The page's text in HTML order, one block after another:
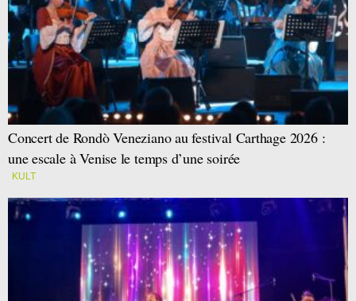
Concert de Rondò Veneziano au festival Carthage 2026 :
une escale à Venise le temps d’une soirée
KULT